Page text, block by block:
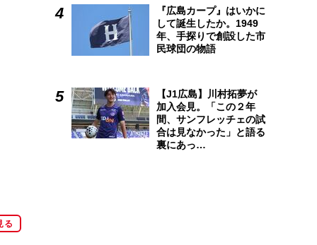
る
『広島カープ』はいかに
して誕生したか。1949
年、手探りで創設した市
民球団の物語
【J1広島】川村拓夢が
加入会見。「この２年
間、サンフレッチェの試
合は見なかった」と語る
裏にあっ…